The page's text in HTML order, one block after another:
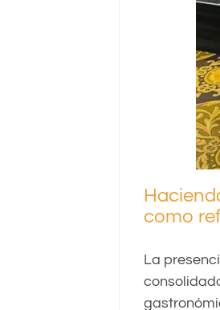
como
La